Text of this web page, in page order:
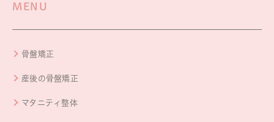
MENU
骨盤矯正
産後の骨盤矯正
マタニティ整体